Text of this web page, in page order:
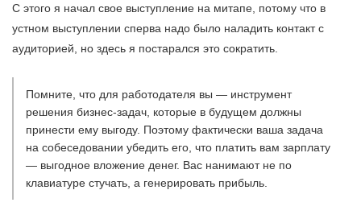
С этого я начал свое выступление на митапе, потому что в
устном выступлении сперва надо было наладить контакт с
аудиторией, но здесь я постарался это сократить.
Помните, что для работодателя вы — инструмент
решения бизнес-задач, которые в будущем должны
принести ему выгоду. Поэтому фактически ваша задача
на собеседовании убедить его, что платить вам зарплату
— выгодное вложение денег. Вас нанимают не по
клавиатуре стучать, а генерировать прибыль.